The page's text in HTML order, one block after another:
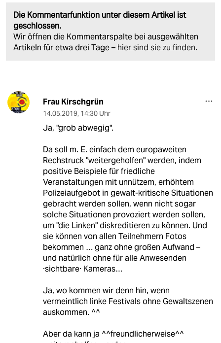
Die Kommentarfunktion unter diesem Artikel ist
geschlossen.
Wir öffnen die Kommentarspalte bei ausgewählten
Artikeln für etwa drei Tage – hier sind sie zu finden.
Frau Kirschgrün
14.05.2019, 14:30 Uhr
Ja, "grob abwegig".
Da soll m. E. einfach dem europaweiten
Rechstruck "weitergeholfen" werden, indem
positive Beispiele für friedliche
Veranstaltungen mit unnützem, erhöhtem
Polizeiaufgebot in gewalt-kritische Situationen
gebracht werden sollen, wenn nicht sogar
solche Situationen provoziert werden sollen,
um "die Linken" diskreditieren zu können. Und
sie können von allen Teilnehmern Fotos
bekommen … ganz ohne großen Aufwand –
und natürlich ohne für alle Anwesenden
·sichtbare· Kameras…
Ja, wo kommen wir denn hin, wenn
vermeintlich linke Festivals ohne Gewaltszenen
auskommen. ^^
Aber da kann ja ^^freundlicherweise^^